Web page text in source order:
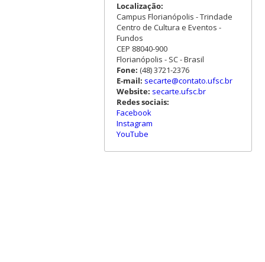
Localização:
Campus Florianópolis - Trindade
Centro de Cultura e Eventos -
Fundos
CEP 88040-900
Florianópolis - SC - Brasil
Fone: (48) 3721-2376
E-mail: secarte@contato.ufsc.br
Website: secarte.ufsc.br
Redes sociais:
Facebook
Instagram
YouTube